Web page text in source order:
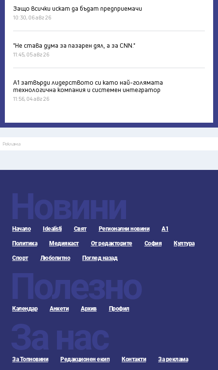
Защо всички искат да бъдат предприемачи
10:30, 06 авг 26
"Не става дума за пазарен дял, а за CNN."
11:45, 05 авг 26
А1 затвърди лидерството си като най-голямата
технологична компания и системен интегратор
11:56, 04 авг 26
Реклама
Новини
Начало Idealisti Свят Регионални новини А1
Политика Медиякаст От редакторите София Култура
Спорт Любопитно Поглед назад
Полезно
Календар Анкети Архив Профил
За нас
За Топновини Редакционен екип Контакти За реклама